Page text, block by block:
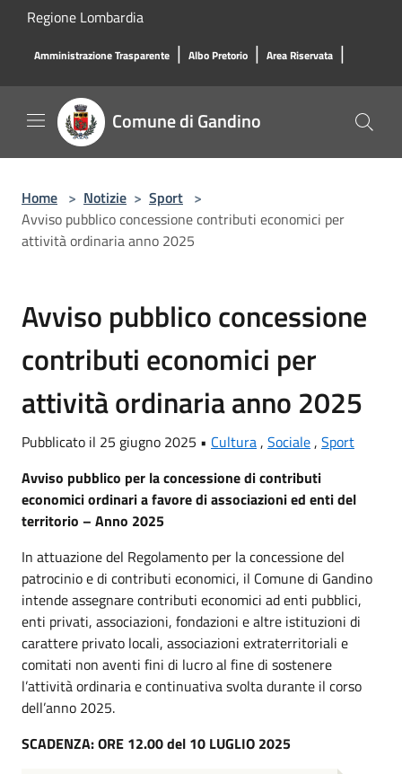
Salta al contenuto principale
Regione Lombardia
Amministrazione Trasparente | Albo Pretorio | Area Riservata |
Comune di Gandino
Home > Notizie > Sport >
Avviso pubblico concessione contributi economici per
attività ordinaria anno 2025
Avviso pubblico concessione
contributi economici per
attività ordinaria anno 2025
Pubblicato il 25 giugno 2025 • Cultura, Sociale, Sport
Avviso pubblico per la concessione di contributi
economici ordinari a favore di associazioni ed enti del
territorio – Anno 2025
In attuazione del Regolamento per la concessione del
patrocinio e di contributi economici, il Comune di Gandino
intende assegnare contributi economici ad enti pubblici,
enti privati, associazioni, fondazioni e altre istituzioni di
carattere privato locali, associazioni extraterritoriali e
comitati non aventi fini di lucro al fine di sostenere
l’attività ordinaria e continuativa svolta durante il corso
dell’anno 2025.
SCADENZA: ORE 12.00 del 10 LUGLIO 2025